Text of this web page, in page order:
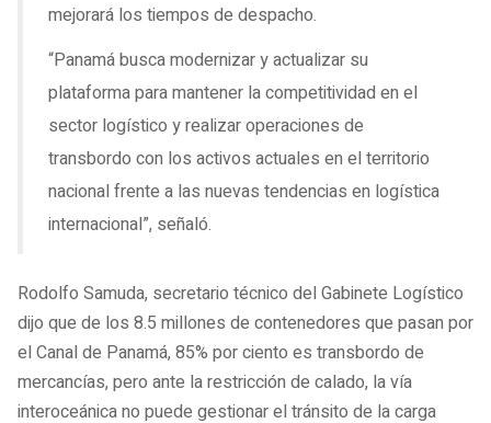
mejorará los tiempos de despacho.
“Panamá busca modernizar y actualizar su
plataforma para mantener la competitividad en el
sector logístico y realizar operaciones de
transbordo con los activos actuales en el territorio
nacional frente a las nuevas tendencias en logística
internacional”, señaló.
Rodolfo Samuda, secretario técnico del Gabinete Logístico
dijo que de los 8.5 millones de contenedores que pasan por
el Canal de Panamá, 85% por ciento es transbordo de
mercancías, pero ante la restricción de calado, la vía
interoceánica no puede gestionar el tránsito de la carga